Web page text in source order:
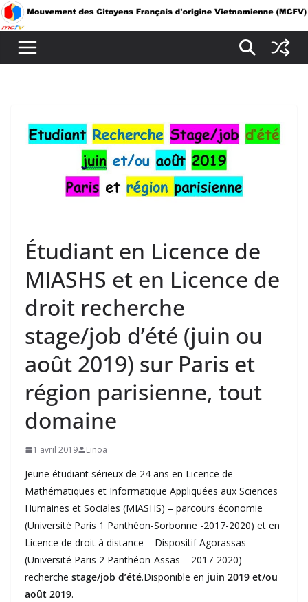
Passer
au
contenu
Étudiant en Licence de
MIASHS et en Licence de
droit recherche
stage/job d’été (juin ou
août 2019) sur Paris et
région parisienne, tout
domaine
1 avril 2019 Linoa
Jeune étudiant sérieux de 24 ans en Licence de
Mathématiques et Informatique Appliquées aux Sciences
Humaines et Sociales (MIASHS) – parcours économie
(Université Paris 1 Panthéon-Sorbonne -2017-2020) et en
Licence de droit à distance – Dispositif Agorassas
(Université Paris 2 Panthéon-Assas – 2017-2020)
recherche stage/job d’été.Disponible en juin 2019 et/ou
août 2019.